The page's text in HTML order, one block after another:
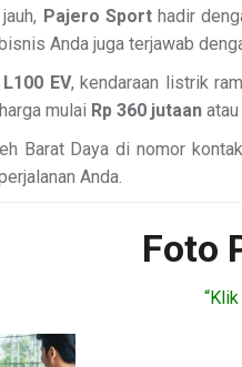
Pajero Sporthadir
Anda juga terjawab
L100 EV, kendaraan listrik
mulai Rp 360 jutaan atau
Barat Daya di nomor
Anda.
Foto